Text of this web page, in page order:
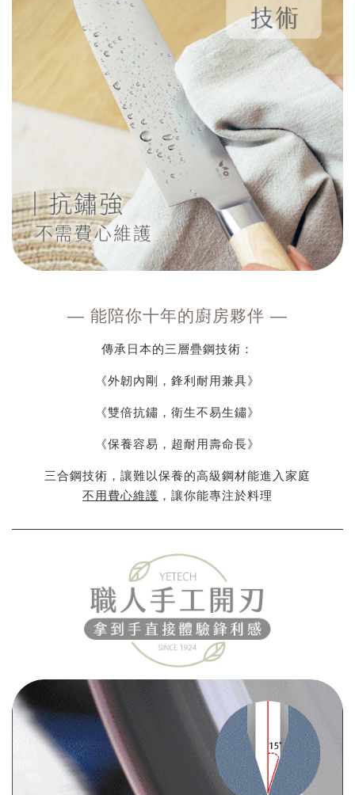
— 能陪你十年的廚房夥伴 —
傳承日本的三層疊鋼技術：
《外韌內剛，鋒利耐用兼具》
《雙倍抗鏽，衛生不易生鏽》
《保養容易，超耐用壽命長》
三合鋼技術，讓難以保養的高級鋼材能進入家庭
不用費心維護 ，讓你能專注於料理